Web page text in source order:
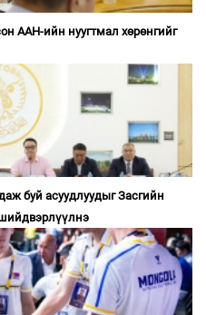
ААН-ийн нуугтмал хөрөнгийг
буй асуудлуудыг Засгийн